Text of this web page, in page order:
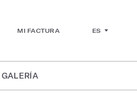
MI FACTURA ES
GALERÍA